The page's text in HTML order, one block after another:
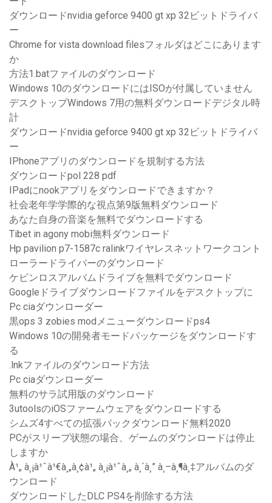
ダウンロードnvidia geforce 9400 gt xp 32ビットドライバ
ー
Chrome for vista download filesフォルダはどこにあります
か
方法1.batファイルのダウンロード
Windows 10のダウンロードにはISOが付属していません
デスクトップWindows 7用の無料ダウンロードデジタル時
計
ダウンロードnvidia geforce 9400 gt xp 32ビットドライバ
ー
IPhoneアプリのダウンロードを規制する方法
ダウンロードpol 228 pdf
IPadにnookアプリをダウンロードできますか？
社会老年学学際的な視点第9版無料ダウンロード
あなた自身の音楽を無料でダウンロードする
Tibet in agony mobi無料ダウンロード
Hp pavilion p7-1587c ralinkワイヤレスネットワークコント
ローラードライバーのダウンロード
ケビンロスアルバムドライブを無料でダウンロード
Googleドライブダウンロードファイルをデスクトップに
Pc ciaダウンローダー
黒ops 3 zobies modメニューダウンロードps4
Windows 10の開発者モードパッケージをダウンロードす
る
.lnkファイルのダウンロード方法
Pc ciaダウンローダー
無料のサラ試用版のダウンロード
3utoolsのiOSファームウェアをダウンロードする
シムズ4すべての拡張パックダウンロード無料2020
PCがスリープ状態の場合、ゲームのダウンロードは停止
しますか
À¹„ à¸¡à¹ˆà¹€à¸„à¸¢à¹„ à¸¡à¹ˆà¸„ à¸´à¸” à¸–à¸¶à¸‡アルバムのダ
ウンロード
ダウンロードしたDLC PS4を削除する方法